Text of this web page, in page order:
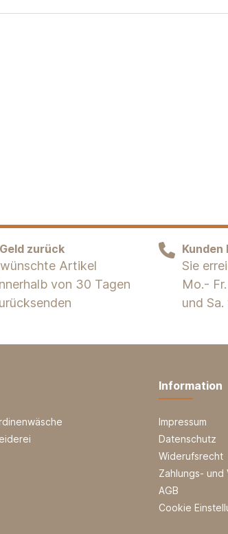
zurück
Artikel
von 30 Tagen
Kunden
Sie
Mo.-
und
Information
Impressum
Datenschutz
Widerufsrecht
Zahlungs- und
AGB
Cookie